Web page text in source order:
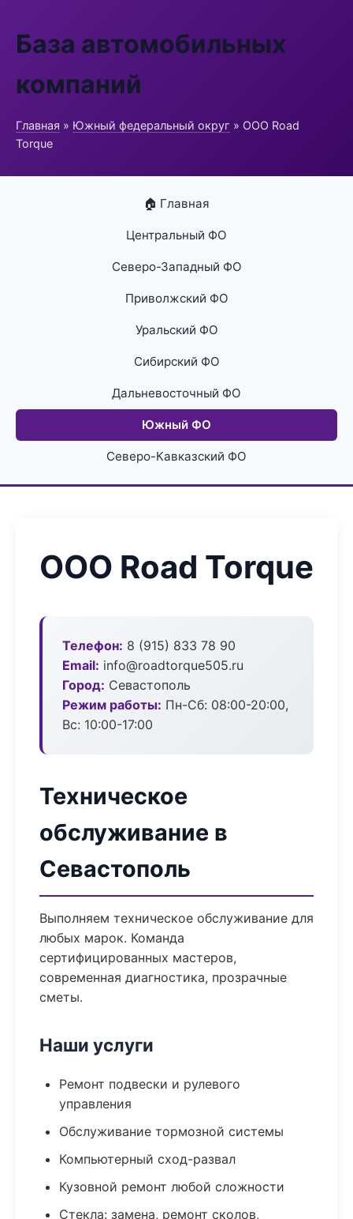
База автомобильных
компаний
Главная » Южный федеральный округ » ООО Road
Torque
🏠 Главная
Центральный ФО
Северо-Западный ФО
Приволжский ФО
Уральский ФО
Сибирский ФО
Дальневосточный ФО
Южный ФО
Северо-Кавказский ФО
ООО Road Torque
Телефон: 8 (915) 833 78 90
Email: info@roadtorque505.ru
Город: Севастополь
Режим работы: Пн-Сб: 08:00-20:00,
Вс: 10:00-17:00
Техническое
обслуживание в
Севастополь
Выполняем техническое обслуживание для
любых марок. Команда
сертифицированных мастеров,
современная диагностика, прозрачные
сметы.
Наши услуги
Ремонт подвески и рулевого
управления
Обслуживание тормозной системы
Компьютерный сход-развал
Кузовной ремонт любой сложности
Стекла: замена, ремонт сколов,